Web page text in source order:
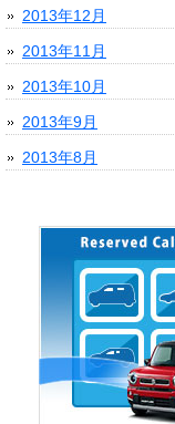
2013年12月
2013年11月
2013年10月
2013年9月
2013年8月